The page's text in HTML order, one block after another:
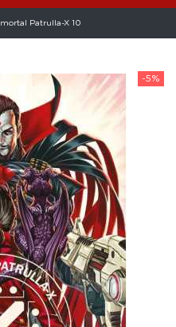
Patrulla-X 10
-5%